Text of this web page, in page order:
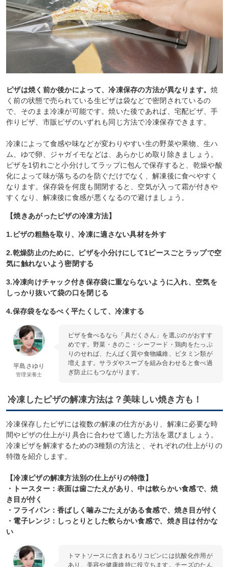
ピザは焼く前か後かによって、冷凍保存の方法が異なります。焼
く前の状態で売られている生ピザは袋などで密閉されているの
で、そのまま冷凍が可能です。焼いた後であれば、宅配ピザ、手
作りピザ、市販ピザのいずれも同じ方法で冷凍保存できます。
冷凍によって食感や味などが変わりやすい生の野菜や果物、生ハ
ム、ゆで卵、ジャガイモなどは、あらかじめ取り除きましょう。
ピザを1切れごと小分けしてラップに包んで保存すると、乾燥や酸
化によって味が落ちるのを防ぐだけでなく、解凍後に食べやすく
なります。保存袋を何度も開閉すると、空気が入って霜が付きや
すくなり、解凍後に食感が悪くなるので避けましょう。
【焼きあがったピザの冷凍方法】
1.ピザの粗熱を取り、冷凍に適さない具材を外す
2.乾燥防止のために、ピザを小分けにして1ピースごとラップで空
気に触れないよう密閉する
3.冷凍向けチャック付き保存袋に重ならないように入れ、空気を
しっかり抜いて袋の口を閉じる
4.保存袋をなるべく平たくして、冷凍する
平島さゆり
管理栄養士
ピザを食べるなら「具だくさん」を選ぶのがおすす
めです。野菜・きのこ・シーフード・鶏肉をたっぷ
りのせれば、たんぱく質や食物繊維、ビタミン類が
増えます。サラダやスープを組み合わせると食べ過
ぎ防止にもつながります。
冷凍したピザの解凍方法は？美味しい焼き方も！
冷凍保存したピザには複数の解凍の仕方があり、解凍に必要な時
間やピザの仕上がり具合に合わせて適した方法を選びましょう。
冷凍ピザを解凍するための3種類の方法と、それぞれの仕上がりの
特徴を紹介します。
【冷凍ピザの解凍方法別の仕上がりの特徴】
・トースター：表面は歯ごたえがあり、中は軟らかい食感で、焼
き目が付く
・フライパン：香ばしく噛みごたえがある食感で、焼き目が付く
・電子レンジ：しっとりとした軟らかい食感で、焼き目は付かな
い
トマトソースに含まれるリコピンには抗酸化作用が
あり、美容や健康維持に役立ちます。チーズのたん